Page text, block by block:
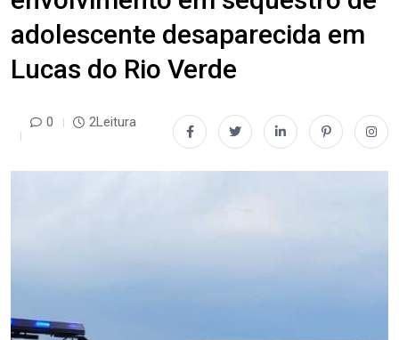
adolescente desaparecida em
Lucas do Rio Verde
0 2Leitura